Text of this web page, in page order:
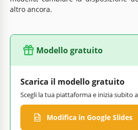
altro ancora.
Modello gratuito
Scarica il modello gratuito
Scegli la tua piattaforma e inizia subito
Modifica in Google Slides